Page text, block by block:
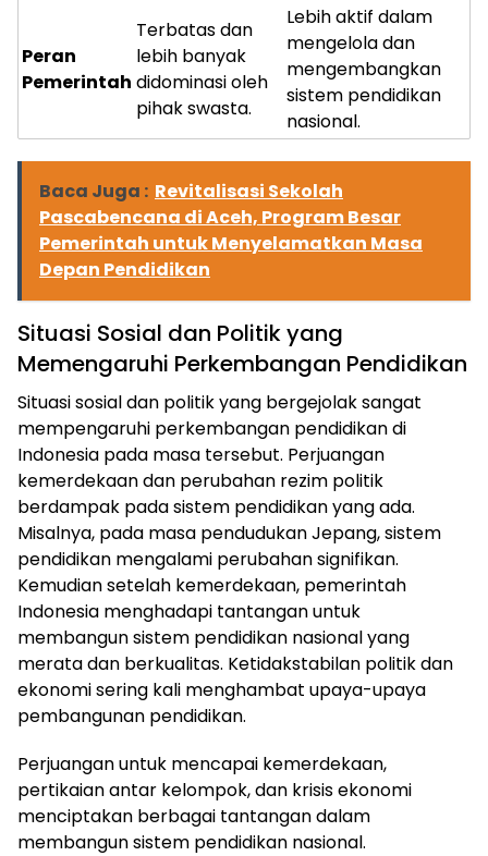
Peran
Pemerintah
Terbatas dan
lebih banyak
didominasi oleh
pihak swasta.
Lebih aktif dalam
mengelola dan
mengembangkan
sistem pendidikan
nasional.
Baca Juga : Revitalisasi Sekolah
Pascabencana di Aceh, Program Besar
Pemerintah untuk Menyelamatkan Masa
Depan Pendidikan
Situasi Sosial dan Politik yang
Memengaruhi Perkembangan Pendidikan
Situasi sosial dan politik yang bergejolak sangat
mempengaruhi perkembangan pendidikan di
Indonesia pada masa tersebut. Perjuangan
kemerdekaan dan perubahan rezim politik
berdampak pada sistem pendidikan yang ada.
Misalnya, pada masa pendudukan Jepang, sistem
pendidikan mengalami perubahan signifikan.
Kemudian setelah kemerdekaan, pemerintah
Indonesia menghadapi tantangan untuk
membangun sistem pendidikan nasional yang
merata dan berkualitas. Ketidakstabilan politik dan
ekonomi sering kali menghambat upaya-upaya
pembangunan pendidikan.
Perjuangan untuk mencapai kemerdekaan,
pertikaian antar kelompok, dan krisis ekonomi
menciptakan berbagai tantangan dalam
membangun sistem pendidikan nasional.